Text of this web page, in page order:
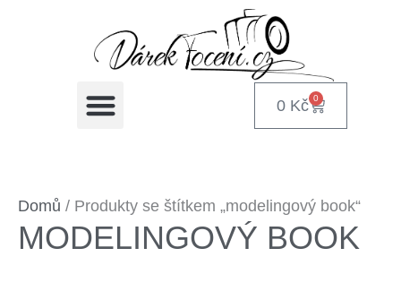
0 Kč 0
Cart
Domů / Produkty se štítkem „modelingový book“
MODELINGOVÝ BOOK